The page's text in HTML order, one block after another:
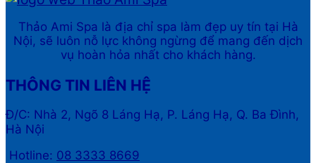
Thảo Ami Spa là địa chỉ spa làm đẹp uy tín tại Hà
Nội, sẽ luôn nỗ lực không ngừng để mang đến dịch
vụ hoàn hỏa nhất cho khách hàng.
THÔNG TIN LIÊN HỆ
Đ/C: Nhà 2, Ngõ 8 Láng Hạ, P. Láng Hạ, Q. Ba Đình,
Hà Nội
Hotline: 08 3333 8669